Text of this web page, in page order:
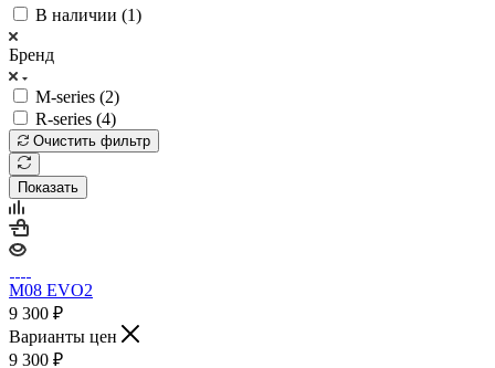
В наличии (1)
Бренд
M-series (2)
R-series (4)
Очистить фильтр
Показать
M08 EVO2
9 300 ₽
Варианты цен
9 300 ₽